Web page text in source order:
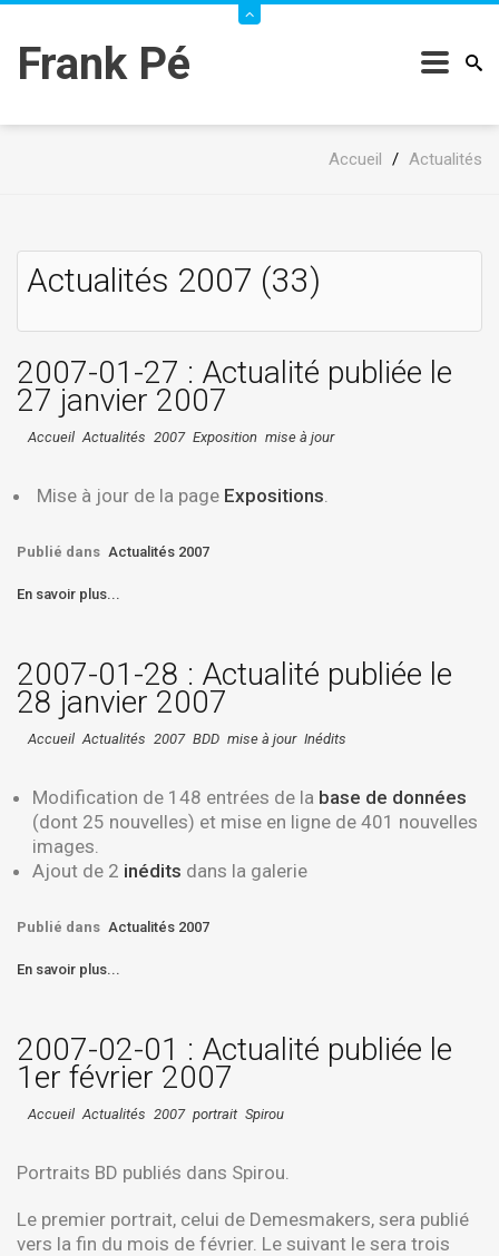
Frank Pé
Accueil / Actualités
Actualités 2007 (33)
2007-01-27 : Actualité publiée le
27 janvier 2007
Accueil Actualités 2007 Exposition mise à jour
Mise à jour de la page Expositions.
Publié dans Actualités 2007
En savoir plus...
2007-01-28 : Actualité publiée le
28 janvier 2007
Accueil Actualités 2007 BDD mise à jour Inédits
Modification de 148 entrées de la base de données
(dont 25 nouvelles) et mise en ligne de 401 nouvelles
images.
Ajout de 2 inédits dans la galerie
Publié dans Actualités 2007
En savoir plus...
2007-02-01 : Actualité publiée le
1er février 2007
Accueil Actualités 2007 portrait Spirou
Portraits BD publiés dans Spirou.
Le premier portrait, celui de Demesmakers, sera publié
vers la fin du mois de février. Le suivant le sera trois